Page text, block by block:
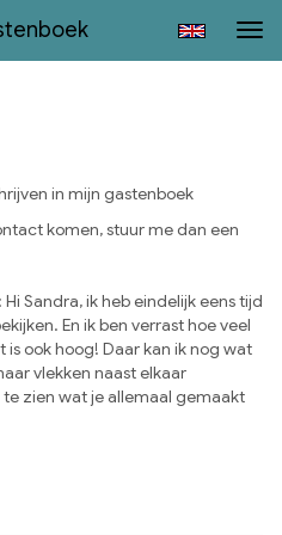
in mijn gastenboek
komen, stuur me dan een
Sandra, ik heb eindelijk eens tijd
En ik ben verrast hoe veel
ook hoog! Daar kan ik nog wat
vlekken naast elkaar
zien wat je allemaal gemaakt